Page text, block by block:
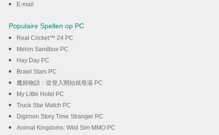
E-mail
Populaire Spellen op PC
Real Cricket™ 24 PC
Melon Sandbox PC
Hay Day PC
Brawl Stars PC
魔姬物語：從登入開始就母湯 PC
My Little Hotel PC
Truck Star Match PC
Digimon Story Time Stranger PC
Animal Kingdoms: Wild Sim MMO PC